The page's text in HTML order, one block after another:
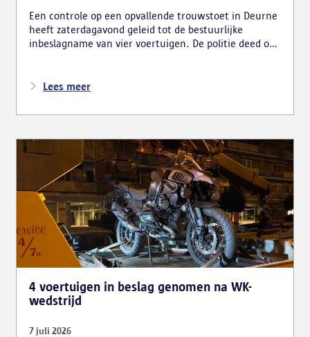
Een controle op een opvallende trouwstoet in Deurne
heeft zaterdagavond geleid tot de bestuurlijke
inbeslagname van vier voertuigen. De politie deed ook
weggebruikers melding hadden gemaakt van het
dat als gevolg had.
Lees meer
4 voertuigen in beslag genomen na WK-
wedstrijd
7 juli 2026